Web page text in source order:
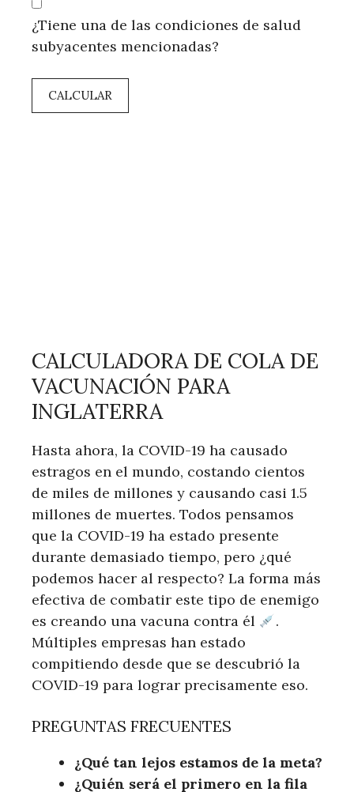
¿Tiene una de las condiciones de salud
subyacentes mencionadas?
CALCULAR
CALCULADORA DE COLA DE
VACUNACIÓN PARA
INGLATERRA
Hasta ahora, la COVID-19 ha causado
estragos en el mundo, costando cientos
de miles de millones y causando casi 1.5
millones de muertes. Todos pensamos
que la COVID-19 ha estado presente
durante demasiado tiempo, pero ¿qué
podemos hacer al respecto? La forma más
efectiva de combatir este tipo de enemigo
es creando una vacuna contra él
.
Múltiples empresas han estado
compitiendo desde que se descubrió la
COVID-19 para lograr precisamente eso.
PREGUNTAS FRECUENTES
¿Qué tan lejos estamos de la meta?
¿Quién será el primero en la fila